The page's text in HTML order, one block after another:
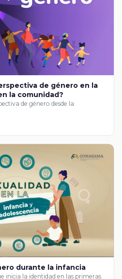
de género en la
la comunidad?
de género desde la
durante la infancia
inicia la identidad en las primeras